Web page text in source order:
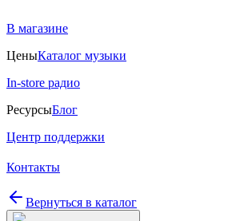
В магазине
ЦеныКаталог музыки
In-store радио
РесурсыБлог
Центр поддержки
Контакты
Вернуться в каталог